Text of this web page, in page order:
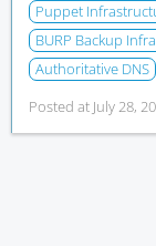
Puppet
BURP Backup
Authoritative DNS
Posted at July 28,